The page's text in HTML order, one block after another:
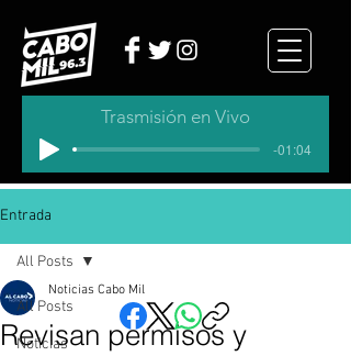
Trasmisión en Vivo
-01:04
Entrada
All Posts
Noticias
All Posts
Revisan permisos y
Noticias Cabo Mil